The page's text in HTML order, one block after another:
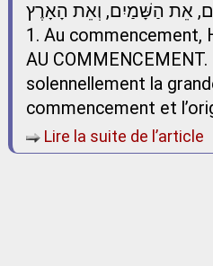
אֵת הַשָּׁמַיִם, וְאֵת הָאָרֶץ
1. Au commencement,
AU
solennellement la
commencement et
Lire la suite de l’article